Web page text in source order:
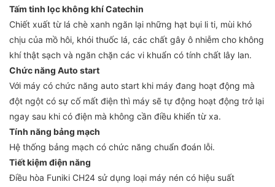
Tấm tinh lọc không khí Catechin
Chiết xuất từ lá chè xanh ngăn lại những hạt bụi li ti, mùi khó
chịu của mồ hôi, khói thuốc lá, các chất gây ô nhiễm cho không
khí thật sạch và ngăn chặn các vi khuẩn có tính chất lây lan.
Chức năng Auto start
Với máy có chức năng auto start khi máy đang hoạt động mà
đột ngột có sự cố mất điện thì máy sẽ tự động hoạt động trở lại
ngay sau khi có điện mà không cần điều khiển từ xa.
Tính năng bảng mạch
Hệ thống bảng mạch có chức năng chuẩn đoán lỗi.
Tiết kiệm điện năng
Điều hòa Funiki CH24 sử dụng loại máy nén có hiệu suất